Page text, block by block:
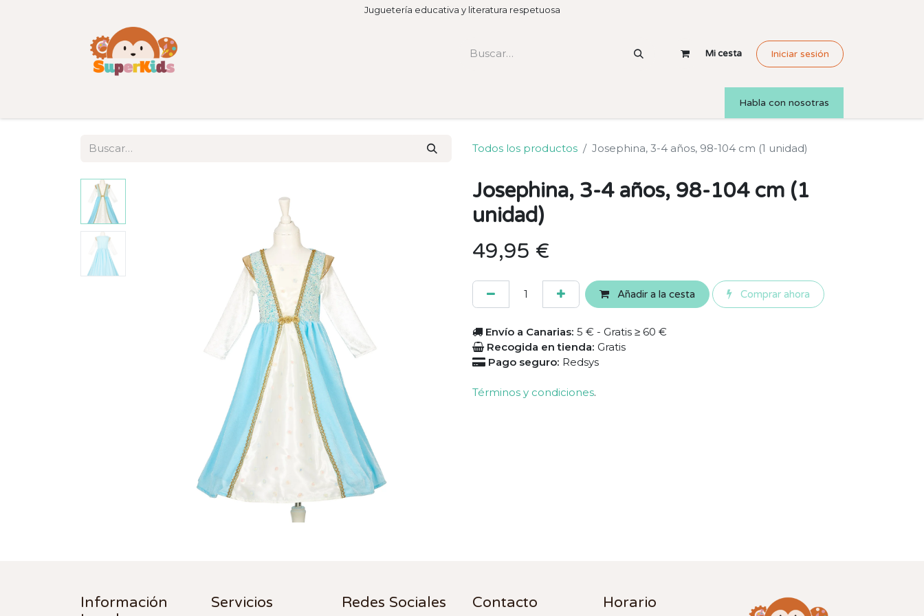
Juguetería educativa y literatura respetuosa
Mi cesta Iniciar sesión
Habla con nosotras
Todos los productos Josephina, 3-4 años, 98-104 cm (1 unidad)
Josephina, 3-4 años, 98-104 cm (1
unidad)
49,95 €
Añadir a la cesta Comprar ahora
Envío a Canarias: 5 € - Gratis ≥ 60 €
Recogida en tienda: Gratis
Pago seguro: Redsys
Términos y condiciones.
Información
Servicios Redes Sociales Contacto Horario